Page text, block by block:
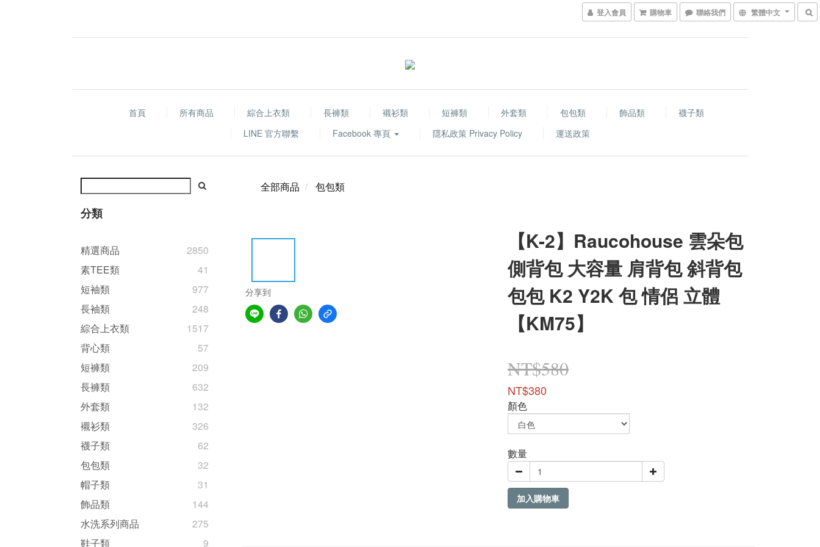
登入會員 購物車 聯絡我們 繁體中文
首頁 所有商品 綜合上衣類 長褲類 襯衫類 短褲類 外套類 包包類 飾品類
襪子類
LINE 官方聯繫
Facebook 專頁 隱私政策 Privacy Policy 運送政策
分類
精選商品
2850
素TEE類
41
短袖類
977
長袖類
248
綜合上衣類
1517
背心類
57
短褲類
209
長褲類
632
外套類
132
襯衫類
326
襪子類
62
包包類
32
帽子類
31
飾品類
144
水洗系列商品
275
鞋子類
9
全部商品 包包類
分享到
【K-2】Raucohouse 雲朵包
側背包 大容量 肩背包 斜背包
包包 K2 Y2K 包 情侶 立體
【KM75】
NT$580
NT$380
顏色
數量
加入購物車